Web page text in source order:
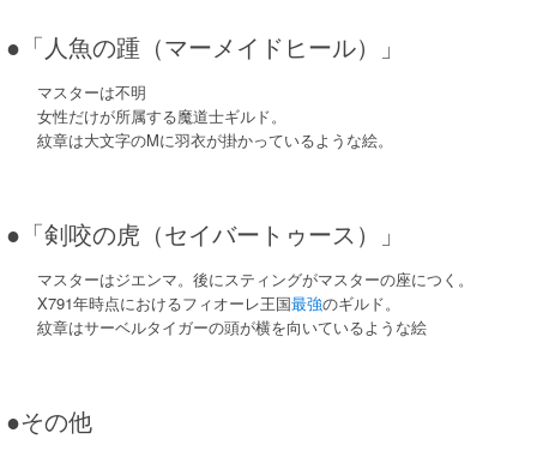
●「人魚の踵（マーメイドヒール）」
マスターは不明
女性だけが所属する魔道士ギルド。
紋章は大文字のMに羽衣が掛かっているような絵。
●「剣咬の虎（セイバートゥース）」
マスターはジエンマ。後にスティングがマスターの座につく。
X791年時点におけるフィオーレ王国最強のギルド。
紋章はサーベルタイガーの頭が横を向いているような絵
●その他